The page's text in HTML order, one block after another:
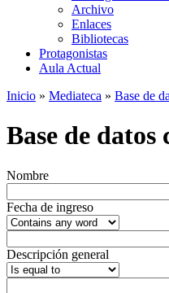
Archivo
Enlaces
Bibliotecas
Protagonistas
Aula Actual
Inicio » Mediateca » Base de
Base de
Nombre
Fecha de ingreso
Descripción general